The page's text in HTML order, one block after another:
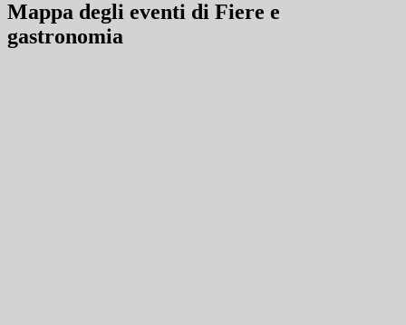
Mappa degli eventi di Fiere e
gastronomia